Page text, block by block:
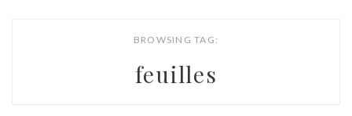
BROWSING TAG:
feuilles